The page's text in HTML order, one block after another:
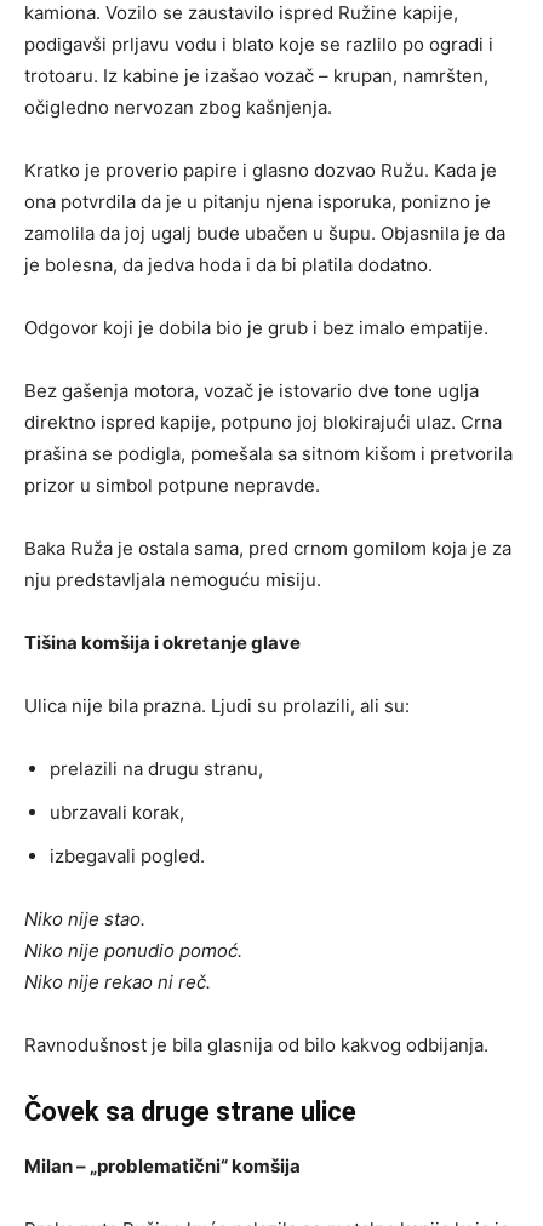
kamiona. Vozilo se zaustavilo ispred Ružine kapije,
podigavši prljavu vodu i blato koje se razlilo po ogradi i
trotoaru. Iz kabine je izašao vozač – krupan, namršten,
očigledno nervozan zbog kašnjenja.
Kratko je proverio papire i glasno dozvao Ružu. Kada je
ona potvrdila da je u pitanju njena isporuka, ponizno je
zamolila da joj ugalj bude ubačen u šupu. Objasnila je da
je bolesna, da jedva hoda i da bi platila dodatno.
Odgovor koji je dobila bio je grub i bez imalo empatije.
Bez gašenja motora, vozač je istovario dve tone uglja
direktno ispred kapije, potpuno joj blokirajući ulaz. Crna
prašina se podigla, pomešala sa sitnom kišom i pretvorila
prizor u simbol potpune nepravde.
Baka Ruža je ostala sama, pred crnom gomilom koja je za
nju predstavljala nemoguću misiju.
Tišina komšija i okretanje glave
Ulica nije bila prazna. Ljudi su prolazili, ali su:
prelazili na drugu stranu,
ubrzavali korak,
izbegavali pogled.
Niko nije stao.
Niko nije ponudio pomoć.
Niko nije rekao ni reč.
Ravnodušnost je bila glasnija od bilo kakvog odbijanja.
Čovek sa druge strane ulice
Milan – „problematični“ komšija